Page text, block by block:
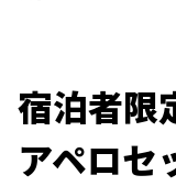
宿泊者限
アペロセ